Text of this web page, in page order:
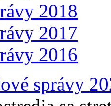
2018
2017
2016
správy